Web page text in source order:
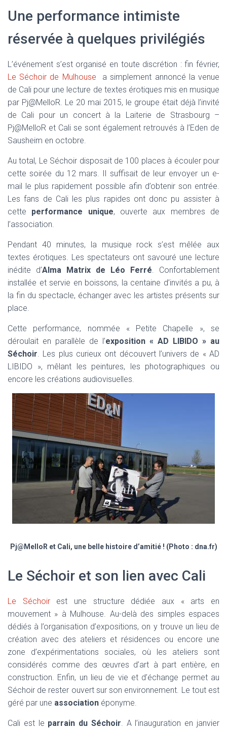
Une performance intimiste
réservée à quelques privilégiés
L’événement s’est organisé en toute discrétion : fin février,
Le Séchoir de Mulhouse
a simplement annoncé la venue
de Cali pour une lecture de textes érotiques mis en musique
par Pj@MelloR. Le 20 mai 2015, le groupe était déjà l’invité
de Cali pour un concert à la Laiterie de Strasbourg –
Pj@MelloR et Cali se sont également retrouvés à l’Eden de
Sausheim en octobre.
Au total, Le Séchoir disposait de 100 places à écouler pour
cette soirée du 12 mars. Il suffisait de leur envoyer un e-
mail le plus rapidement possible afin d’obtenir son entrée.
Les fans de Cali les plus rapides ont donc pu assister à
cette performance unique, ouverte aux membres de
l’association.
Pendant 40 minutes, la musique rock s’est mêlée aux
textes érotiques. Les spectateurs ont savouré une lecture
inédite d’Alma Matrix de Léo Ferré. Confortablement
installée et servie en boissons, la centaine d’invités a pu, à
la fin du spectacle, échanger avec les artistes présents sur
place.
Cette performance, nommée « Petite Chapelle », se
déroulait en parallèle de l’exposition « AD LIBIDO » au
Séchoir. Les plus curieux ont découvert l’univers de « AD
LIBIDO », mêlant les peintures, les photographiques ou
encore les créations audiovisuelles.
Pj@MelloR et Cali, une belle histoire d’amitié ! (Photo : dna.fr)
Le Séchoir et son lien avec Cali
Le Séchoirest une structure dédiée aux « arts en
mouvement » à Mulhouse. Au-delà des simples espaces
dédiés à l’organisation d’expositions, on y trouve un lieu de
création avec des ateliers et résidences ou encore une
zone d’expérimentations sociales, où les ateliers sont
considérés comme des œuvres d’art à part entière, en
construction. Enfin, un lieu de vie et d’échange permet au
Séchoir de rester ouvert sur son environnement. Le tout est
géré par une association éponyme.
Cali est le parrain du Séchoir. A l’inauguration en janvier